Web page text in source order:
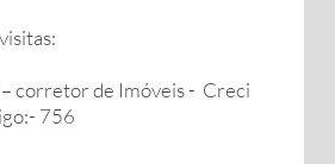
– corretor de Imóveis - Creci
756